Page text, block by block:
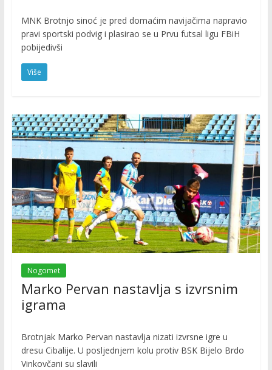
MNK Brotnjo sinoć je pred domaćim navijačima napravio
pravi sportski podvig i plasirao se u Prvu futsal ligu FBiH
pobijedivši
Više
Nogomet
Marko Pervan nastavlja s izvrsnim
igrama
Brotnjak Marko Pervan nastavlja nizati izvrsne igre u
dresu Cibalije. U posljednjem kolu protiv BSK Bijelo Brdo
Vinkovčani su slavili